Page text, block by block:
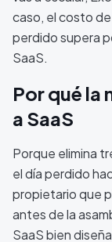
caso, el costo
perdido supera
SaaS.
Por qué la
a SaaS
Porque elimina
el día perdido
propietario que
antes de la
SaaS bien